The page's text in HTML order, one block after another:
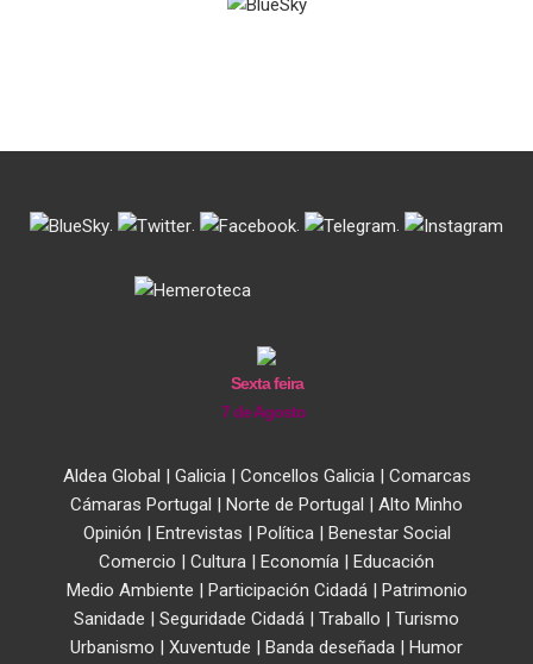
. . . .
Sexta feira
7 de Agosto
Aldea Global | Galicia| Concellos Galicia| Comarcas
Cámaras Portugal | Norte de Portugal | Alto Minho
Opinión | Entrevistas | Política| Benestar Social
Comercio | Cultura | Economía | Educación
Medio Ambiente | Participación Cidadá| Patrimonio
Sanidade | Seguridade Cidadá | Traballo | Turismo
Urbanismo | Xuventude | Banda deseñada | Humor